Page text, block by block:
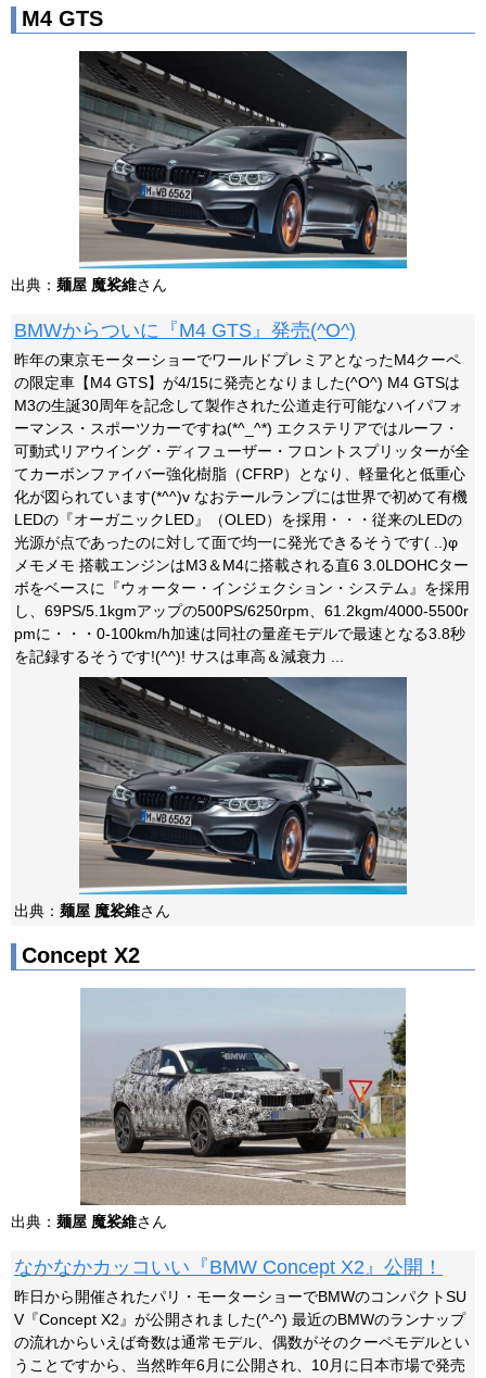
M4 GTS
出典： 麺屋 魔裟維さん
BMWからついに『M4 GTS』発売(^O^)
昨年の東京モーターショーでワールドプレミアとなったM4クーペ
の限定車【M4 GTS】が4/15に発売となりました(^O^) M4 GTSは
M3の生誕30周年を記念して製作された公道走行可能なハイパフォ
ーマンス・スポーツカーですね(*^_^*) エクステリアではルーフ・
可動式リアウイング・ディフューザー・フロントスプリッターが全
てカーボンファイバー強化樹脂（CFRP）となり、軽量化と低重心
化が図られています(*^^)v なおテールランプには世界で初めて有機
LEDの『オーガニックLED』（OLED）を採用・・・従来のLEDの
光源が点であったのに対して面で均一に発光できるそうです( ..)φ
メモメモ 搭載エンジンはM3＆M4に搭載される直6 3.0LDOHCター
ボをベースに『ウォーター・インジェクション・システム』を採用
し、69PS/5.1kgmアップの500PS/6250rpm、61.2kgm/4000-5500r
pmに・・・0-100km/h加速は同社の量産モデルで最速となる3.8秒
を記録するそうです!(^^)! サスは車高＆減衰力 ...
出典： 麺屋 魔裟維さん
Concept X2
出典： 麺屋 魔裟維さん
なかなかカッコいい『BMW Concept X2』公開！
昨日から開催されたパリ・モーターショーでBMWのコンパクトSU
V『Concept X2』が公開されました(^-^) 最近のBMWのランナップ
の流れからいえば奇数は通常モデル、偶数がそのクーペモデルとい
うことですから、当然昨年6月に公開され、10月に日本市場で発売